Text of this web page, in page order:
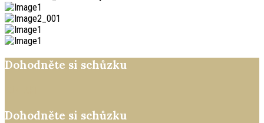
Dohodněte si schůzku
Dohodněte si schůzku